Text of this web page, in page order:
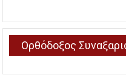
Ορθόδοξος